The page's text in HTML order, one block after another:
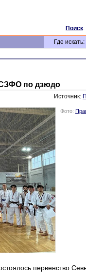
Поиск:
Где искать:
по дзюдо
Источник:
Фото:
первенство